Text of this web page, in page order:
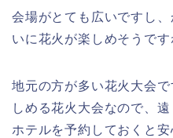
会場がとても広いですし
いに花火が楽しめそうで
地元の方が多い花火大会
しめる花火大会なので、
ホテルを予約しておくと安